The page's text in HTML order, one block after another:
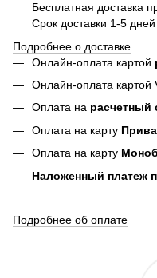
Бесплатная доставка
Срок доставки 1-5 дней
Подробнее о доставке
Онлайн-оплата картой
Онлайн-оплата картой
Оплата на расчетный
Оплата на карту
Оплата на карту
Наложенный платеж
Подробнее об оплате